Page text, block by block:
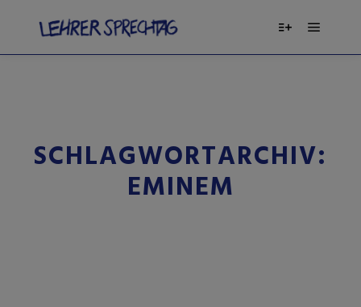
SCHLAGWORTARCHIV:
EMINEM